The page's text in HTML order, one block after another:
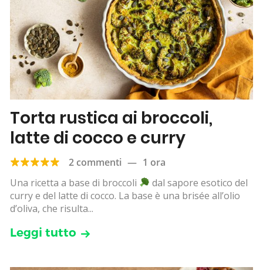
Torta rustica ai broccoli,
latte di cocco e curry
2 commenti — 1 ora
Una ricetta a base di broccoli
dal sapore esotico del
curry e del latte di cocco. La base è una brisée all’olio
d’oliva, che risulta...
Leggi tutto